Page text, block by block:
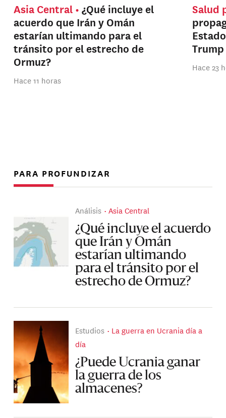
Asia Central
¿Qué incluye el
acuerdo que Irán y Omán
estarían ultimando para el
tránsito por el estrecho de
Ormuz?
Hace 11 horas
Salud
Trump
Hace 23
PARA PROFUNDIZAR
Análisis Asia Central
¿Qué incluye el acuerdo
que Irán y Omán
estarían ultimando
para el tránsito por el
estrecho de Ormuz?
Estudios
La guerra en Ucrania día a
día
¿Puede Ucrania ganar
la guerra de los
almacenes?